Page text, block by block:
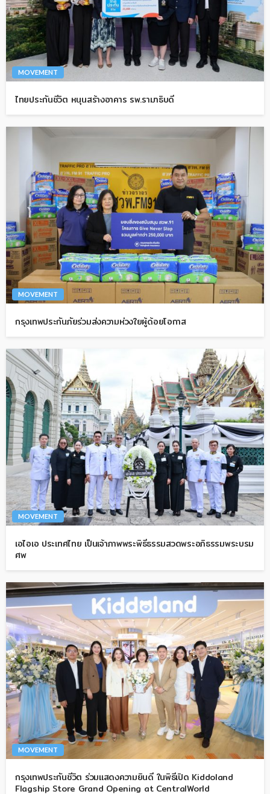
MOVEMENT
ไทยประกันชีวิต หนุนสร้างอาคาร รพ.รามาธิบดี
MOVEMENT
กรุงเทพประกันภัยร่วมส่งความห่วงใยผู้ด้อยโอกาส
MOVEMENT
เอไอเอ ประเทศไทย เป็นเจ้าภาพพระพิธีธรรมสวดพระอภิธรรมพระบรม
ศพ
MOVEMENT
กรุงเทพประกันชีวิต ร่วมแสดงความยินดี ในพิธีเปิด Kiddoland
Flagship Store Grand Opening at CentralWorld